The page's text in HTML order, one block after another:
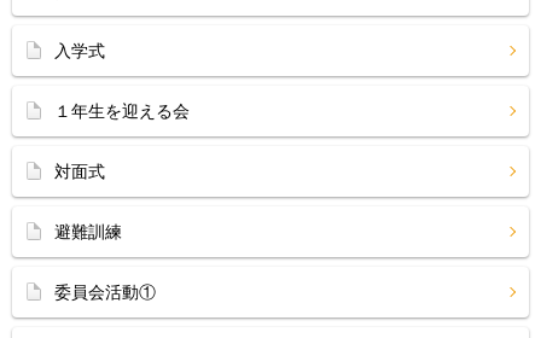
入学式
１年生を迎える会
対面式
避難訓練
委員会活動①